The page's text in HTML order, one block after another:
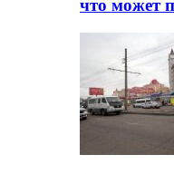
что может